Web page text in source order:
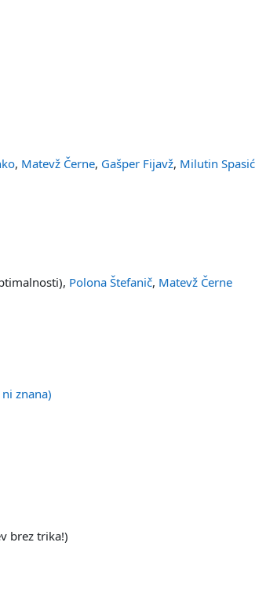
, Matevž Černe, Gašper Fijavž, Milutin Spasić
Polona Štefanič, Matevž Černe
znana)
brez trika!)